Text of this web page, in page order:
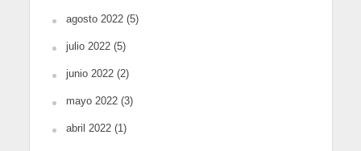
agosto 2022(5)
julio 2022(5)
junio 2022(2)
mayo 2022(3)
abril 2022(1)